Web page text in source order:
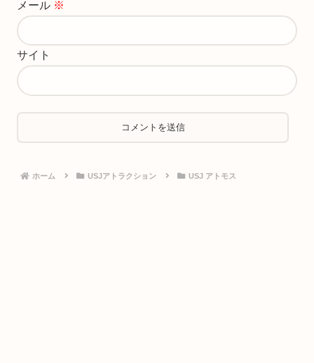
メール ※
サイト
ホーム USJアトラクション USJ アトモス